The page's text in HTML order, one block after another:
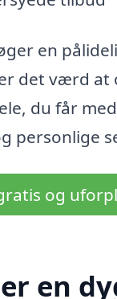
en
det værd at
du får
personlige
og
en